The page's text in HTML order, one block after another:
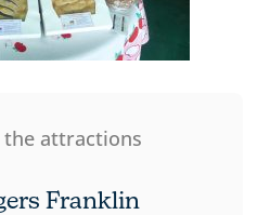
the attractions
Franklin